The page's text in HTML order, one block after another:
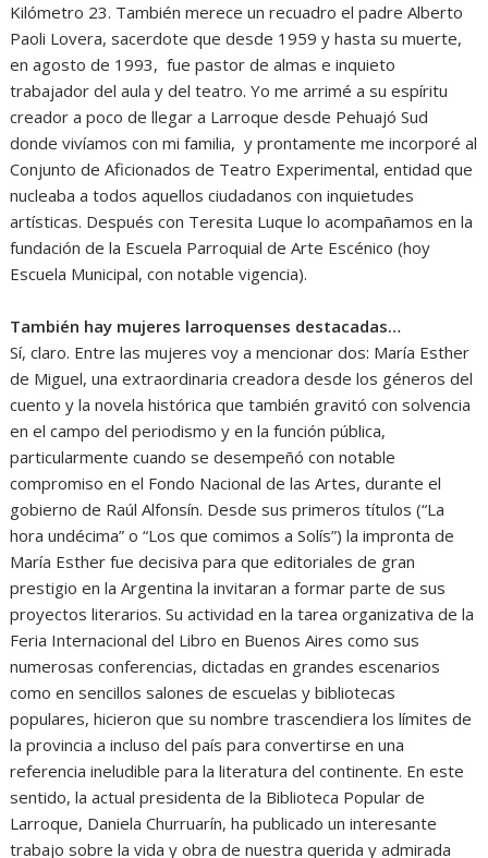
Kilómetro 23. También merece un recuadro el padre Alberto
Paoli Lovera, sacerdote que desde 1959 y hasta su muerte,
en agosto de 1993, fue pastor de almas e inquieto
trabajador del aula y del teatro. Yo me arrimé a su espíritu
creador a poco de llegar a Larroque desde Pehuajó Sud
donde vivíamos con mi familia, y prontamente me incorporé al
Conjunto de Aficionados de Teatro Experimental, entidad que
nucleaba a todos aquellos ciudadanos con inquietudes
artísticas. Después con Teresita Luque lo acompañamos en la
fundación de la Escuela Parroquial de Arte Escénico (hoy
Escuela Municipal, con notable vigencia).
También hay mujeres larroquenses destacadas…
Sí, claro. Entre las mujeres voy a mencionar dos: María Esther
de Miguel, una extraordinaria creadora desde los géneros del
cuento y la novela histórica que también gravitó con solvencia
en el campo del periodismo y en la función pública,
particularmente cuando se desempeñó con notable
compromiso en el Fondo Nacional de las Artes, durante el
gobierno de Raúl Alfonsín. Desde sus primeros títulos (“La
hora undécima” o “Los que comimos a Solís”) la impronta de
María Esther fue decisiva para que editoriales de gran
prestigio en la Argentina la invitaran a formar parte de sus
proyectos literarios. Su actividad en la tarea organizativa de la
Feria Internacional del Libro en Buenos Aires como sus
numerosas conferencias, dictadas en grandes escenarios
como en sencillos salones de escuelas y bibliotecas
populares, hicieron que su nombre trascendiera los límites de
la provincia a incluso del país para convertirse en una
referencia ineludible para la literatura del continente. En este
sentido, la actual presidenta de la Biblioteca Popular de
Larroque, Daniela Churruarín, ha publicado un interesante
trabajo sobre la vida y obra de nuestra querida y admirada